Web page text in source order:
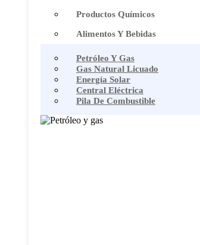
Productos Químicos
Alimentos Y Bebidas
Petróleo Y Gas
Gas Natural Licuado
Energía Solar
Central Eléctrica
Pila De Combustible